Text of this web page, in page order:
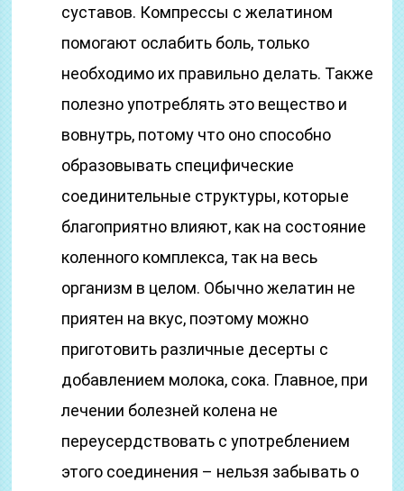
суставов. Компрессы с желатином
помогают ослабить боль, только
необходимо их правильно делать. Также
полезно употреблять это вещество и
вовнутрь, потому что оно способно
образовывать специфические
соединительные структуры, которые
благоприятно влияют, как на состояние
коленного комплекса, так на весь
организм в целом. Обычно желатин не
приятен на вкус, поэтому можно
приготовить различные десерты с
добавлением молока, сока. Главное, при
лечении болезней колена не
переусердствовать с употреблением
этого соединения – нельзя забывать о